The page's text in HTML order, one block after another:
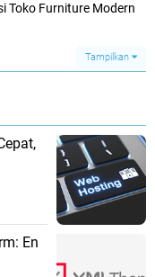
Toko Furniture Modern
Tampilkan
En